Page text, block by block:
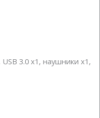
3.0 x1, наушники х1,